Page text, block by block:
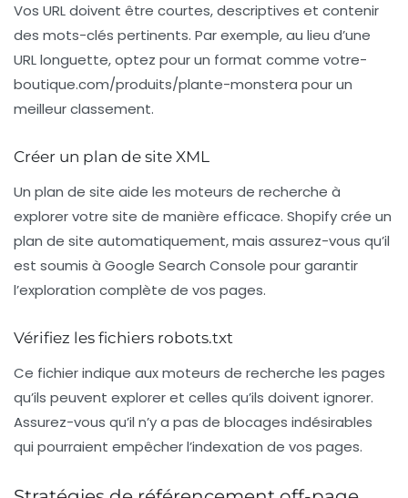
Vos URL doivent être courtes, descriptives et contenir
des mots-clés pertinents. Par exemple, au lieu d’une
URL longuette, optez pour un format comme votre-
boutique.com/produits/plante-monstera pour un
meilleur classement.
Créer un plan de site XML
Un plan de site aide les moteurs de recherche à
explorer votre site de manière efficace. Shopify crée un
plan de site automatiquement, mais assurez-vous qu’il
est soumis à Google Search Console pour garantir
l’exploration complète de vos pages.
Vérifiez les fichiers robots.txt
Ce fichier indique aux moteurs de recherche les pages
qu’ils peuvent explorer et celles qu’ils doivent ignorer.
Assurez-vous qu’il n’y a pas de blocages indésirables
qui pourraient empêcher l’indexation de vos pages.